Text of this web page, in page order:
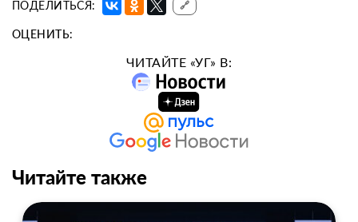
ПОДЕЛИТЬСЯ: 🔗
ОЦЕНИТЬ:
ЧИТАЙТЕ «УГ» В:
Читайте также